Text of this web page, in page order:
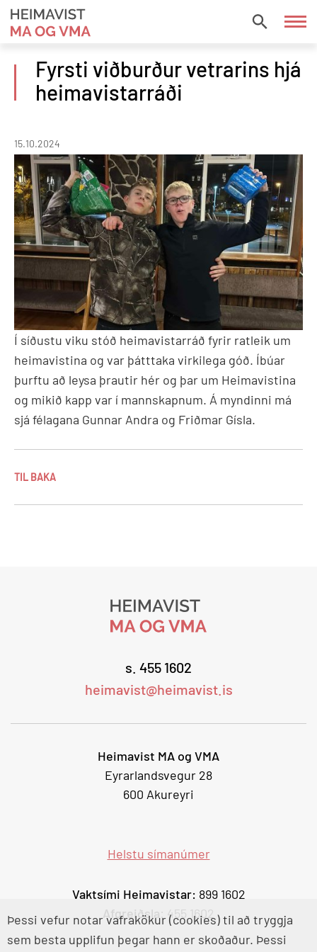
Fara
í
VMA
Fyrsti viðburður vetrarins hjá
heimavistarráði
15.10.2024
Í síðustu viku stóð heimavistarráð fyrir ratleik um
heimavistina og var þátttaka virkilega góð. Íbúar
þurftu að leysa þrautir hér og þar um Heimavistina
og mikið kapp var í mannskapnum. Á myndinni má
sjá félagana Gunnar Andra og Friðmar Gísla.
TIL BAKA
s. 455 1602
heimavist@heimavist.is
Heimavist MA og VMA
Eyrarlandsvegur 28
600 Akureyri
Helstu símanúmer
Vaktsími Heimavistar: 899 1602
Afgreiðsla : 455 1602
Þessi vefur notar vafrakökur (cookies) til að tryggja
sem besta upplifun þegar hann er skoðaður. Þessi